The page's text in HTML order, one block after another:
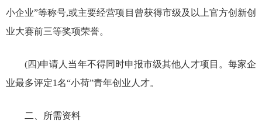
小企业”等称号,或主要经营项目曾获得市级及以上官方创新创
业大赛前三等奖项荣誉。
(四)申请人当年不得同时申报市级其他人才项目。每家企
业最多评定1名“小荷”青年创业人才。
二、所需资料